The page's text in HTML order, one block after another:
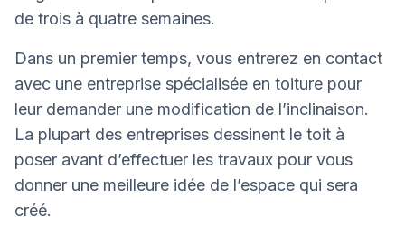
de trois à quatre semaines.
Dans un premier temps, vous entrerez en contact
avec une entreprise spécialisée en toiture pour
leur demander une modification de l’inclinaison.
La plupart des entreprises dessinent le toit à
poser avant d’effectuer les travaux pour vous
donner une meilleure idée de l’espace qui sera
créé.